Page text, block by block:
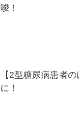
唆！
【2型糖尿病患者
に！